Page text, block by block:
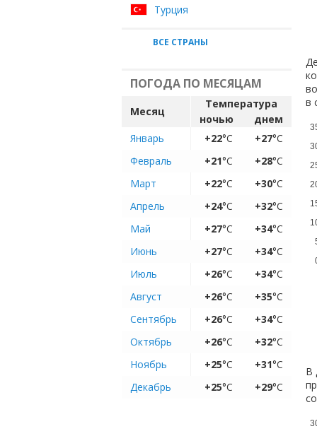
Турция
ВСЕ СТРАНЫ
ПОГОДА ПО МЕСЯЦАМ
Месяц
Температура
ночью
днем
Январь
+22°C +27°C
Февраль
+21°C +28°C
Март
+22°C +30°C
Апрель
+24°C +32°C
Май
+27°C +34°C
Июнь
+27°C +34°C
Июль
+26°C +34°C
Август
+26°C +35°C
Сентябрь
+26°C +34°C
Октябрь
+26°C +32°C
Ноябрь
+25°C +31°C
Декабрь
+25°C +29°C
в
В